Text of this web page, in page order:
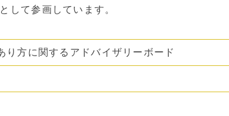
して参画しています。
り方に関するアドバイザリーボード